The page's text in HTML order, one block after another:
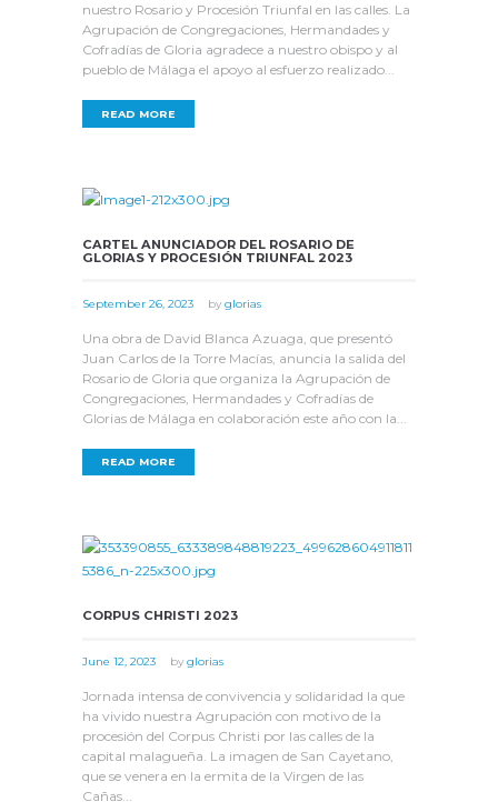
nuestro Rosario y Procesión Triunfal en las calles. La
Agrupación de Congregaciones, Hermandades y
Cofradías de Gloria agradece a nuestro obispo y al
pueblo de Málaga el apoyo al esfuerzo realizado...
READ MORE
CARTEL ANUNCIADOR DEL ROSARIO DE
GLORIAS Y PROCESIÓN TRIUNFAL 2023
September 26, 2023 by glorias
Una obra de David Blanca Azuaga, que presentó
Juan Carlos de la Torre Macías, anuncia la salida del
Rosario de Gloria que organiza la Agrupación de
Congregaciones, Hermandades y Cofradías de
Glorias de Málaga en colaboración este año con la...
READ MORE
CORPUS CHRISTI 2023
June 12, 2023 by glorias
Jornada intensa de convivencia y solidaridad la que
ha vivido nuestra Agrupación con motivo de la
procesión del Corpus Christi por las calles de la
capital malagueña. La imagen de San Cayetano,
que se venera en la ermita de la Virgen de las
Cañas...